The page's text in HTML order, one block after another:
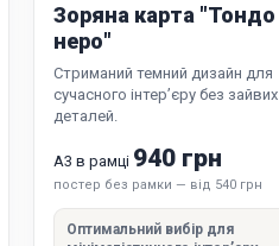
Зоряна карта "Тондо
неро"
Стриманий темний дизайн для
сучасного інтер’єру без зайвих
деталей.
А3 в рамці 940 грн
постер без рамки — від 540 грн
Оптимальний вибір для